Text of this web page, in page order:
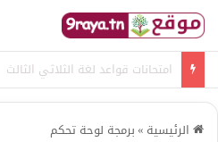
امتحانات قواعد لغة الثلاثي الثالث
الرئيسية »برمجة لوحة تحكم